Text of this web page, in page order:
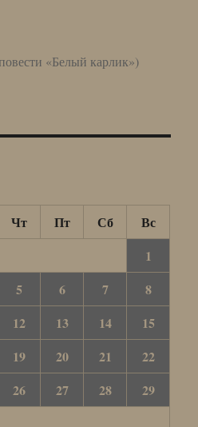
«Белый карлик»)
Чт Пт Сб
Вс
1
5 6 7
8
12 13 14
15
19 20 21
22
26 27 28
29